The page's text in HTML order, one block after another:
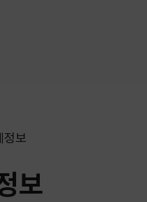
정보
보